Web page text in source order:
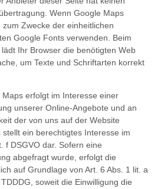
Wenn Google Maps
Zwecke der einheitlichen
Google Fonts verwenden. Beim
Ihr Browser die benötigten Web
um Texte und Schriftarten korrekt
erfolgt im Interesse einer
unserer Online-Angebote und an
der von uns auf der Website
ein berechtigtes Interesse im
f DSGVO dar. Sofern eine
abgefragt wurde, erfolgt die
auf Grundlage von Art. 6 Abs. 1 lit. a
soweit die Einwilligung die